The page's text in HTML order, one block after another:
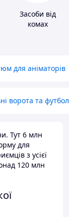
Засоби від
комах
для аніматорів
ворота та
Тут 6 млн
для
з усієї
120 млн